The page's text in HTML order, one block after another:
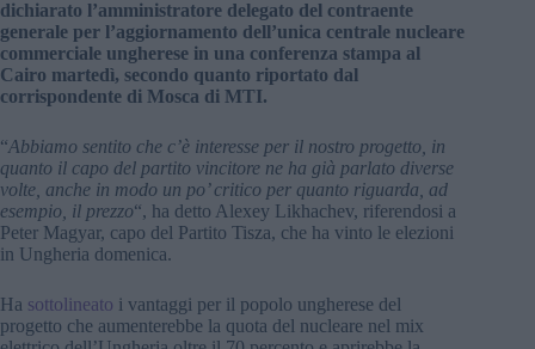
dichiarato l’amministratore delegato del contraente
generale per l’aggiornamento dell’unica centrale nucleare
commerciale ungherese in una conferenza stampa al
Cairo martedì, secondo quanto riportato dal
corrispondente di Mosca di MTI.
“Abbiamo sentito che c’è interesse per il nostro progetto, in
quanto il capo del partito vincitore ne ha già parlato diverse
volte, anche in modo un po’ critico per quanto riguarda, ad
esempio, il prezzo“, ha detto Alexey Likhachev, riferendosi a
Peter Magyar, capo del Partito Tisza, che ha vinto le elezioni
in Ungheria domenica.
Ha sottolineato i vantaggi per il popolo ungherese del
progetto che aumenterebbe la quota del nucleare nel mix